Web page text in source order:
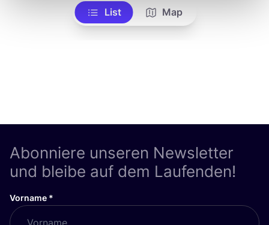
List Map
Abonniere unseren Newsletter
und bleibe auf dem Laufenden!
Vorname *